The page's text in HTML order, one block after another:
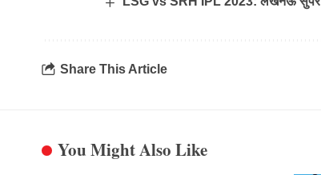
Share This Article
You Might Also Like